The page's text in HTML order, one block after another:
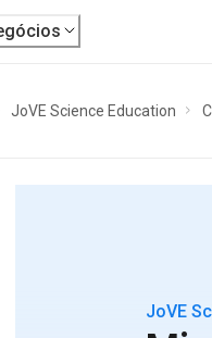
JoVE Science Education
JoVE